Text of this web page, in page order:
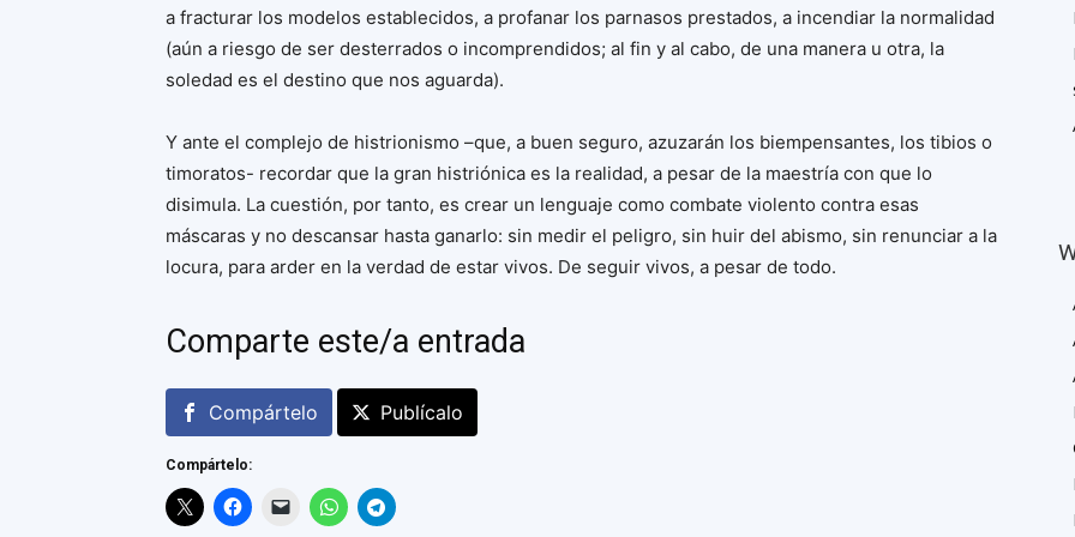
a fracturar los modelos establecidos, a profanar los parnasos prestados, a incendiar la normalidad
(aún a riesgo de ser desterrados o incomprendidos; al fin y al cabo, de una manera u otra, la
soledad es el destino que nos aguarda).
Y ante el complejo de histrionismo –que, a buen seguro, azuzarán los biempensantes, los tibios o
timoratos- recordar que la gran histriónica es la realidad, a pesar de la maestría con que lo
disimula. La cuestión, por tanto, es crear un lenguaje como combate violento contra esas
máscaras y no descansar hasta ganarlo: sin medir el peligro, sin huir del abismo, sin renunciar a la
locura, para arder en la verdad de estar vivos. De seguir vivos, a pesar de todo.
Comparte este/a entrada
Compártelo Publícalo
Compártelo: